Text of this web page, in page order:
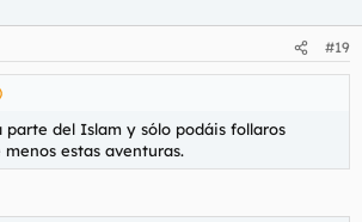
#19
parte del Islam y sólo podáis follaros
estas aventuras.